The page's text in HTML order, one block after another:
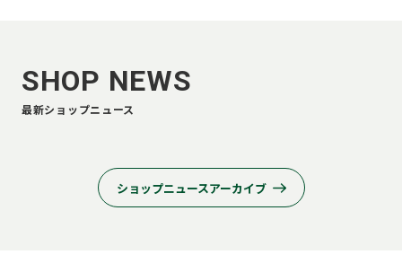
SHOP NEWS
最新ショップニュース
ショップニュースアーカイブ